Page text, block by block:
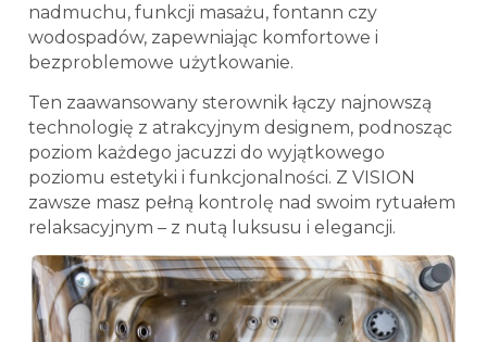
nadmuchu, funkcji masażu, fontann czy
wodospadów, zapewniając komfortowe i
bezproblemowe użytkowanie.
Ten zaawansowany sterownik łączy najnowszą
technologię z atrakcyjnym designem, podnosząc
poziom każdego jacuzzi do wyjątkowego
poziomu estetyki i funkcjonalności. Z VISION
zawsze masz pełną kontrolę nad swoim rytuałem
relaksacyjnym – z nutą luksusu i elegancji.